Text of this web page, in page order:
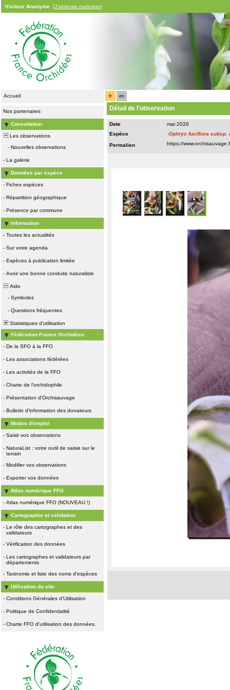
Visiteur Anonyme [J'aimerais participer]
Accueil
Nos partenaires
Consultation
Les observations
- Nouvelles observations
- La galerie
Données par espèce
- Fiches espèces
- Répartition géographique
- Présence par commune
Information
- Toutes les actualités
- Sur votre agenda
- Espèces à publication limitée
- Avoir une bonne conduite naturaliste
Aide
- Symboles
- Questions fréquentes
Statistiques d'utilisation
Fédération France Orchidées
- De la SFO à la FFO
- Les associations fédérées
- Les activités de la FFO
- Charte de l'orchidophile
- Présentation d'Orchisauvage
- Bulletin d'information des donateurs
Modes d'emploi
- Saisir vos observations
- NaturaList : votre outil de saisie sur le
terrain
- Modifier vos observations
- Exporter vos données
Atlas numérique FFO
- Atlas numérique FFO (NOUVEAU !)
Cartographie et validation
- Le rôle des cartographes et des
validateurs
- Vérification des données
- Les cartographes et validateurs par
départements
- Taxinomie et liste des noms d'espèces
Utilisation du site
- Conditions Générales d'Utilisation
- Politique de Confidentialité
- Charte FFO d'utilisation des données.
fr en
Détail de l'observation
Date
mai 2026
Espèce
Ophrys fuciflora subsp.
Permalien